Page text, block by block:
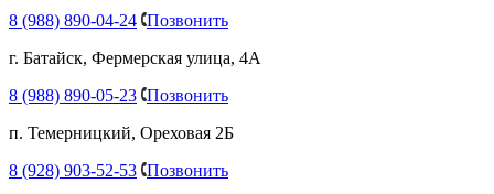
8 (988) 890-04-24 Позвонить
г. Батайск, Фермерская улица, 4А
8 (988) 890-05-23 Позвонить
п. Темерницкий, Ореховая 2Б
8 (928) 903-52-53 Позвонить